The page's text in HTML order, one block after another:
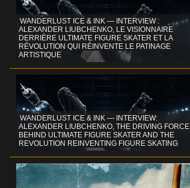
WANDERLUST ICE & INK — INTERVIEW :
ALEXANDER LIUBCHENKO, LE VISIONNAIRE
DERRIÈRE ULTIMATE FIGURE SKATER ET LA
RÉVOLUTION QUI RÉINVENTE LE PATINAGE
ARTISTIQUE
WANDERLUST ICE & INK — INTERVIEW:
ALEXANDER LIUBCHENKO, THE DRIVING FORCE
BEHIND ULTIMATE FIGURE SKATER AND THE
REVOLUTION REINVENTING FIGURE SKATING